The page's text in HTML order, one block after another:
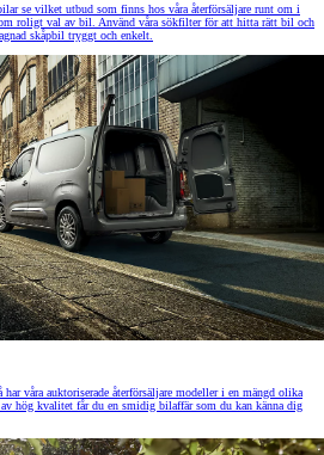
se vilket utbud som finns hos våra återförsäljare runt om i
roligt val av bil. Använd våra sökfilter för att hitta rätt bil och
skåpbil tryggt och enkelt.
våra auktoriserade återförsäljare modeller i en mängd olika
hög kvalitet får du en smidig bilaffär som du kan känna dig